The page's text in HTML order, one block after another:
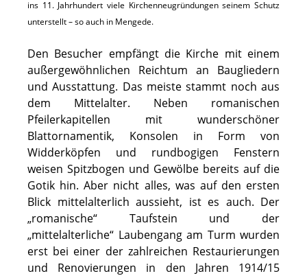
ins 11. Jahrhundert viele Kirchenneugründungen seinem Schutz
unterstellt – so auch in Mengede.
Den Besucher empfängt die Kirche mit einem
außergewöhnlichen Reichtum an Baugliedern
und Ausstattung. Das meiste stammt noch aus
dem Mittelalter. Neben romanischen
Pfeilerkapitellen mit wunderschöner
Blattornamentik, Konsolen in Form von
Widderköpfen und rundbogigen Fenstern
weisen Spitzbogen und Gewölbe bereits auf die
Gotik hin. Aber nicht alles, was auf den ersten
Blick mittelalterlich aussieht, ist es auch. Der
„romanische“ Taufstein und der
„mittelalterliche“ Laubengang am Turm wurden
erst bei einer der zahlreichen Restaurierungen
und Renovierungen in den Jahren 1914/15